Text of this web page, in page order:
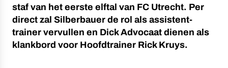
staf van het eerste elftal van FC Utrecht. Per
direct zal Silberbauer de rol als assistent-
trainer vervullen en Dick Advocaat dienen als
klankbord voor Hoofdtrainer Rick Kruys.